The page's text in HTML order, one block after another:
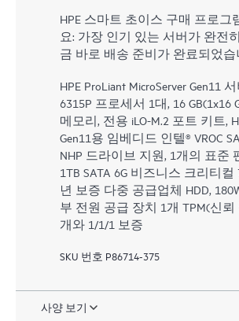
HPE 스마트 초이스 구매 프로그
요: 가장 인기 있는 서버가 완전
금 바로 배송 준비가 완료되었습
HPE ProLiant MicroServer Gen11
6315P 프로세서 1대, 16 GB(1x16
메모리, 전용 iLO-M.2 포트 키트,
Gen11용 임베디드 인텔® VROC
NHP 드라이브 지원, 1개의 표준
1TB SATA 6G 비즈니스 크리티컬
년 보증 다중 공급업체 HDD,
부 전원 공급 장치 1개 TPM(신뢰
개와 1/1/1 보증
SKU 번호 P86714-375
사양 보기